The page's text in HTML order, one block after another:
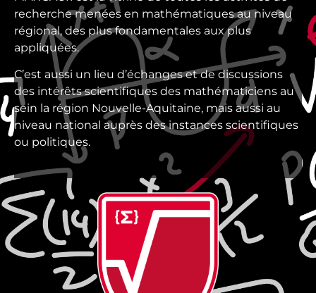
recherche menées en mathématiques au niveau
régional, des plus fondamentales aux plus
appliquées.
C’est aussi un lieu d’échanges et de discussions
des intérêts scientifiques des mathématiciens au
sein la région Nouvelle-Aquitaine, mais aussi au
niveau national auprès des instances scientifiques
ou politiques.